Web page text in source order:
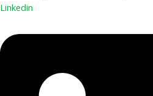
Linkedin